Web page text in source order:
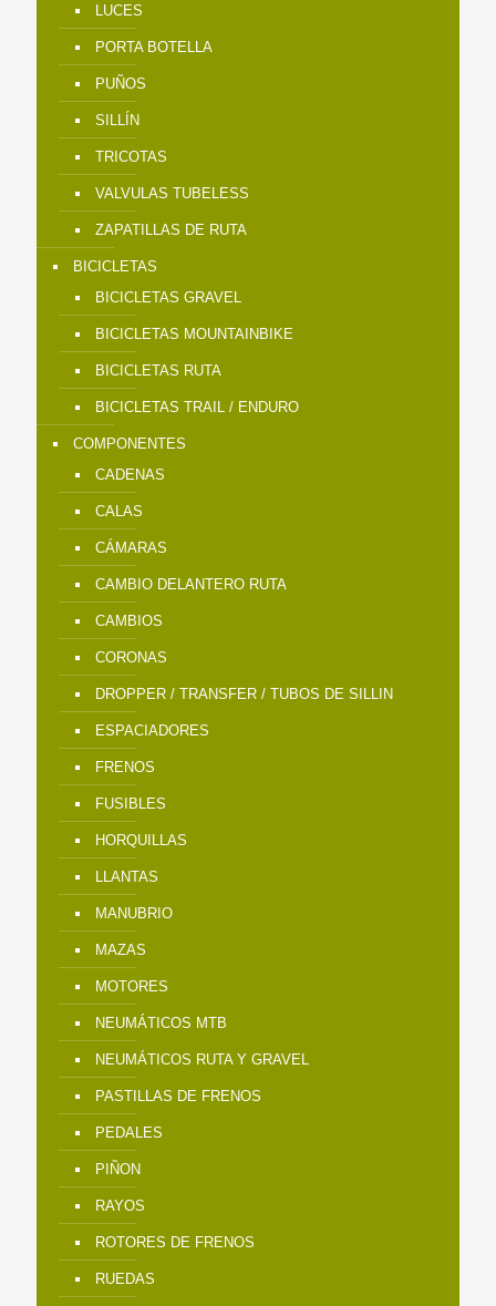
LUCES
PORTA BOTELLA
PUÑOS
SILLÍN
TRICOTAS
VALVULAS TUBELESS
ZAPATILLAS DE RUTA
BICICLETAS
BICICLETAS GRAVEL
BICICLETAS MOUNTAINBIKE
BICICLETAS RUTA
BICICLETAS TRAIL / ENDURO
COMPONENTES
CADENAS
CALAS
CÁMARAS
CAMBIO DELANTERO RUTA
CAMBIOS
CORONAS
DROPPER / TRANSFER / TUBOS DE SILLIN
ESPACIADORES
FRENOS
FUSIBLES
HORQUILLAS
LLANTAS
MANUBRIO
MAZAS
MOTORES
NEUMÁTICOS MTB
NEUMÁTICOS RUTA Y GRAVEL
PASTILLAS DE FRENOS
PEDALES
PIÑON
RAYOS
ROTORES DE FRENOS
RUEDAS